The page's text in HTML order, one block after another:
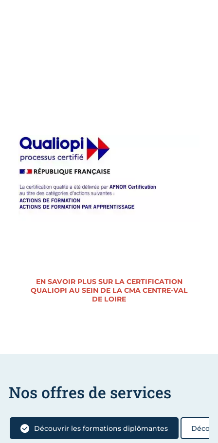
EN SAVOIR PLUS SUR LA CERTIFICATION
QUALIOPI AU SEIN DE LA CMA CENTRE-VAL
DE LOIRE
Nos offres de services
Découvrir les formations diplômantes